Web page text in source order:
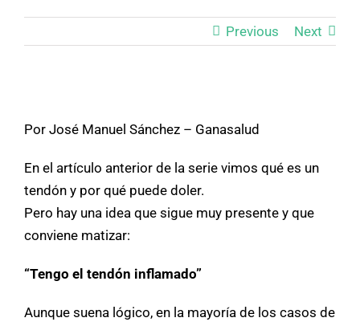
Previous Next
Larger
Por José Manuel Sánchez – Ganasalud
En el artículo anterior de la serie vimos qué es un
tendón y por qué puede doler.
Pero hay una idea que sigue muy presente y que
conviene matizar:
“Tengo el tendón inflamado”
Aunque suena lógico, en la mayoría de los casos de